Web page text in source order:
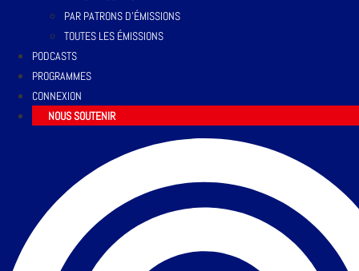
PAR PATRONS D’ÉMISSIONS
TOUTES LES ÉMISSIONS
PODCASTS
PROGRAMMES
CONNEXION
NOUS SOUTENIR